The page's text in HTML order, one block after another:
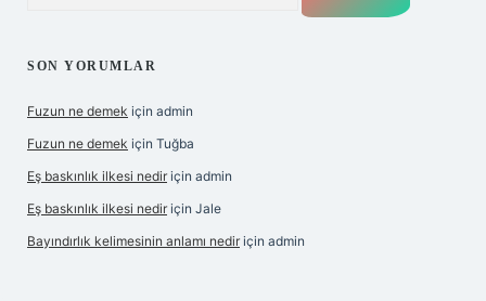
SON YORUMLAR
Fuzun ne demek için admin
Fuzun ne demek için Tuğba
Eş baskınlık ilkesi nedir için admin
Eş baskınlık ilkesi nedir için Jale
Bayındırlık kelimesinin anlamı nedir için admin